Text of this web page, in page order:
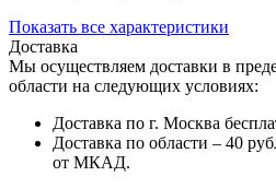
Показать все характеристики
Доставка
Мы осуществляем доставки в
области на следующих условиях:
Доставка по г. Москва
Доставка по области – 40
от МКАД.